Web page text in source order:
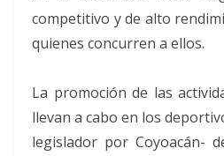
competitivo y de alto
quienes concurren a ellos.
La promoción de las
llevan a cabo en los
legislador por Coyoacán-